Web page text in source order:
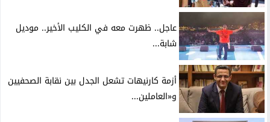
عاجل.. ظهرت معه في الكليب الأخير.. موديل
شابة...
أزمة كارنيهات تشعل الجدل بين نقابة الصحفيين
و«العاملين...